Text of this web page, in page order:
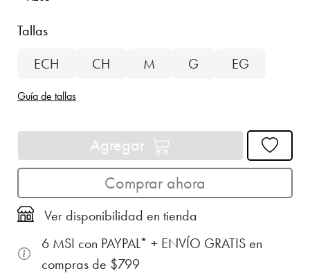
Tallas
ECH
CH M G EG
Guía de tallas
Agregar
Comprar ahora
Ver disponibilidad en tienda
6 MSI con PAYPAL* + ENVÍO GRATIS en
compras de $799